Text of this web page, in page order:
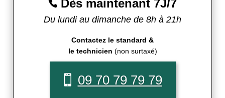
 Dès maintenant 7J/7
Du lundi au dimanche de 8h à 21h
Contactez le standard &
le technicien (non surtaxé)
09 70 79 79 79